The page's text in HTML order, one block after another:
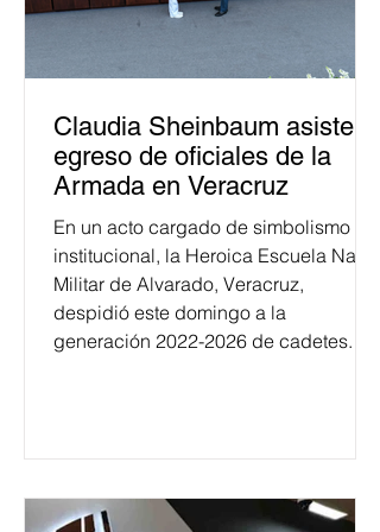
Claudia Sheinbaum asiste a
egreso de oficiales de la
Armada en Veracruz
En un acto cargado de simbolismo
institucional, la Heroica Escuela Naval
Militar de Alvarado, Veracruz,
despidió este domingo a la
generación 2022-2026 de cadetes.